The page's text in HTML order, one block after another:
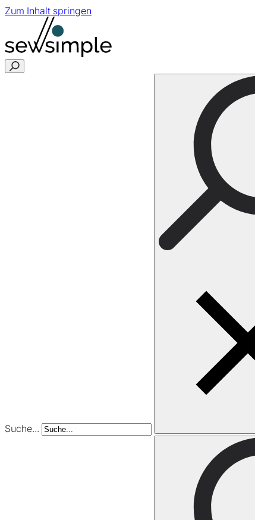
Zum Inhalt springen
Suche...